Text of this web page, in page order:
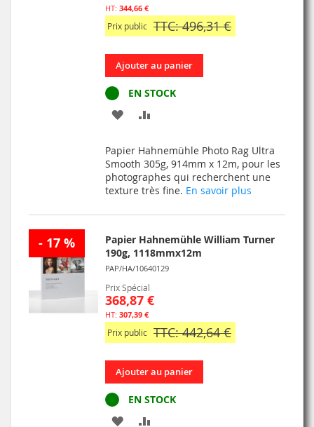
344,66 €
Prix public TTC: 496,31 €
Ajouter au panier
EN STOCK
AJOUTER
MA
LISTE
D’ENVIE
COMPARATEUR
Papier Hahnemühle Photo Rag Ultra
Smooth 305g, 914mm x 12m, pour les
photographes qui recherchent une
texture très fine. En savoir plus
- 17 %
Papier Hahnemühle William Turner
190g, 1118mmx12m
PAP/HA/10640129
Prix Spécial
368,87 €
307,39 €
Prix public TTC: 442,64 €
Ajouter au panier
EN STOCK
AJOUTER